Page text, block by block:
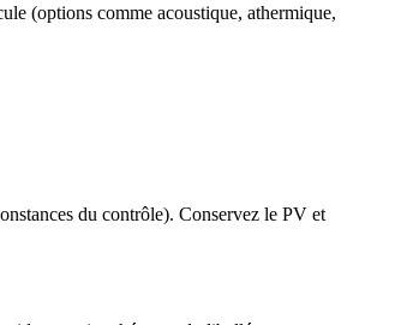
(options comme acoustique, athermique,
du contrôle). Conservez le PV et